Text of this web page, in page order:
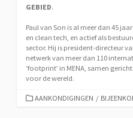
GEBIED.
Paul van Son is al meer dan 45
en clean tech, en actief als
sector. Hij is president-directeur
netwerk van meer dan 110
‘footprint’ in MENA, samen
voor de wereld.
CATEGORIEËN
AANKONDIGINGEN /